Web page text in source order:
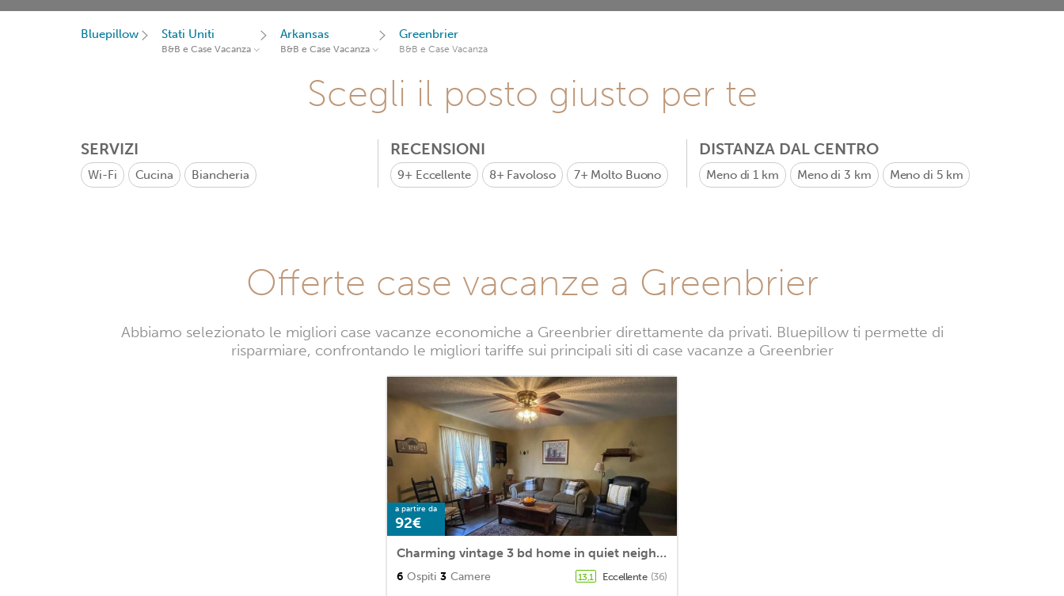
Bluepillow Stati Uniti
B&B e Case Vacanza
Arkansas
B&B e Case Vacanza
Greenbrier
B&B e Case Vacanza
Scegli il posto giusto per te
SERVIZI
Wi-Fi Cucina Biancheria
RECENSIONI
9+ Eccellente 8+ Favoloso 7+ Molto Buono
DISTANZA DAL CENTRO
Meno di 1 km Meno di 3 km Meno di 5 km
Offerte case vacanze a Greenbrier
Abbiamo selezionato le migliori case vacanze economiche a Greenbrier direttamente da privati. Bluepillow ti permette di
risparmiare, confrontando le migliori tariffe sui principali siti di case vacanze a Greenbrier
a partire da
92€
Charming vintage 3 bd home in quiet neighborhood
6 Ospiti 3 Camere 13,1 Eccellente (36)